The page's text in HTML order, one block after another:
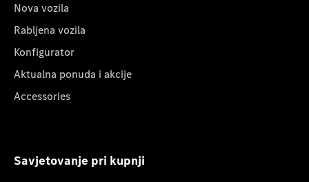
Nova vozila
Rabljena vozila
Konfigurator
Aktualna ponuda i akcije
Accessories
Savjetovanje pri kupnji